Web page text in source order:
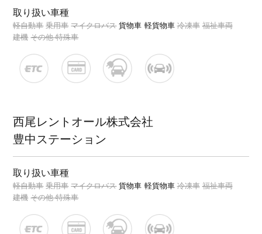
取り扱い車種
軽自動車 乗用車 マイクロバス 貨物車 軽貨物車 冷凍車 福祉車両
建機 その他 特殊車
西尾レントオール株式会社
豊中ステーション
取り扱い車種
軽自動車 乗用車 マイクロバス 貨物車 軽貨物車 冷凍車 福祉車両
建機 その他 特殊車